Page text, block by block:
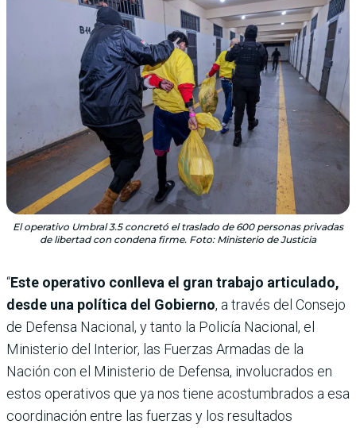
El operativo Umbral 3.5 concretó el traslado de 600 personas privadas
de libertad con condena firme. Foto: Ministerio de Justicia
“Este operativo conlleva el gran trabajo articulado,
desde una política del Gobierno, a través del Consejo
de Defensa Nacional, y tanto la Policía Nacional, el
Ministerio del Interior, las Fuerzas Armadas de la
Nación con el Ministerio de Defensa, involucrados en
estos operativos que ya nos tiene acostumbrados a esa
coordinación entre las fuerzas y los resultados